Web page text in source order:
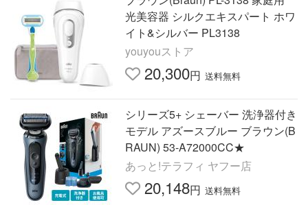
光美容器 シルクエキスパート ホワ
イト&シルバー PL3138
youyouストア
20,300円 送料無料
シリーズ5+ シェーバー 洗浄器付き
モデル アズースブルー ブラウン(B
RAUN) 53-A72000CC★
あっと!テラフィ ヤフー店
20,148円 送料無料